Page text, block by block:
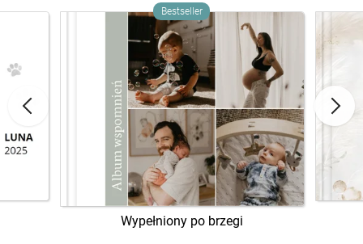
Bestseller
Wypełniony po brzegi